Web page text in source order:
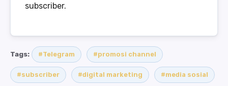
subscriber.
Tags: #Telegram #promosi channel
#subscriber #digital marketing #media sosial